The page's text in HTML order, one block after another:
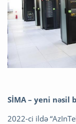
SİMA – yeni
2022-ci ildə